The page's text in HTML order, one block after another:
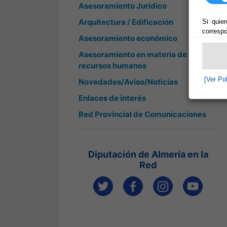
Si
[Ver
Asesoramiento Jurídico
Arquitectura / Edificación
Asesoramiento económico
Asesoramiento en materia de
recursos humanos
Novedades/Aviso/Noticias
Enlaces de interés
Red Provincial de Comunicaciones
Diputación de Almería en la
Red